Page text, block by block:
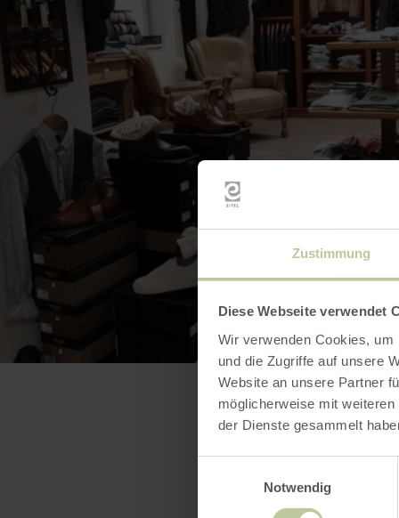
Zustimmung
Diese Webseite verwendet
Wir verwenden Cookies,
und die Zugriffe auf unsere
Website an unsere Partner
möglicherweise mit
der Dienste gesammelt
Notwendig